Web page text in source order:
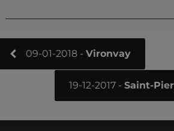
09-01-2018 - Vironvay
19-12-2017 - Saint-